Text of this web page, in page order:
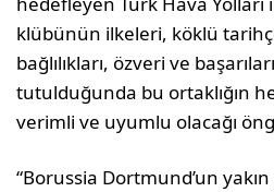
klübünün ilkeleri, köklü
bağlılıkları, özveri ve
tutulduğunda bu ortaklığın
verimli ve uyumlu olacağı
“Borussia Dortmund’un